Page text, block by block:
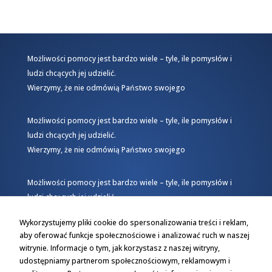
Możliwości pomocy jest bardzo wiele – tyle, ile pomysłów i
ludzi chcących jej udzielić.
Wierzymy, że nie odmówią Państwo swojego
Możliwości pomocy jest bardzo wiele – tyle, ile pomysłów i
ludzi chcących jej udzielić.
Wierzymy, że nie odmówią Państwo swojego
Możliwości pomocy jest bardzo wiele – tyle, ile pomysłów i
ludzi chcących jej udzielić.
Wykorzystujemy pliki cookie do spersonalizowania treści i reklam,
aby oferować funkcje społecznościowe i analizować ruch w naszej
witrynie. Informacje o tym, jak korzystasz z naszej witryny,
udostępniamy partnerom społecznościowym, reklamowym i